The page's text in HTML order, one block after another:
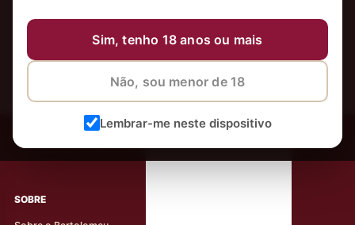
Sim, tenho 18 anos ou mais
Não, sou menor de 18
Lembrar-me neste dispositivo
‹ Meus Vinhos
Mais de 80.000 clientes apaixonados por nossos
rótulos
SOBRE